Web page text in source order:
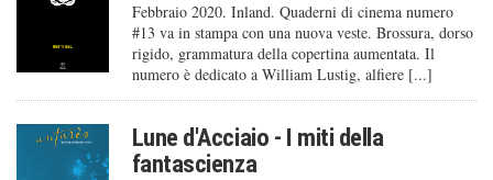
Febbraio 2020. Inland. Quaderni di cinema numero
#13 va in stampa con una nuova veste. Brossura, dorso
rigido, grammatura della copertina aumentata. Il
numero è dedicato a William Lustig, alfiere [...]
Lune d'Acciaio - I miti della
fantascienza